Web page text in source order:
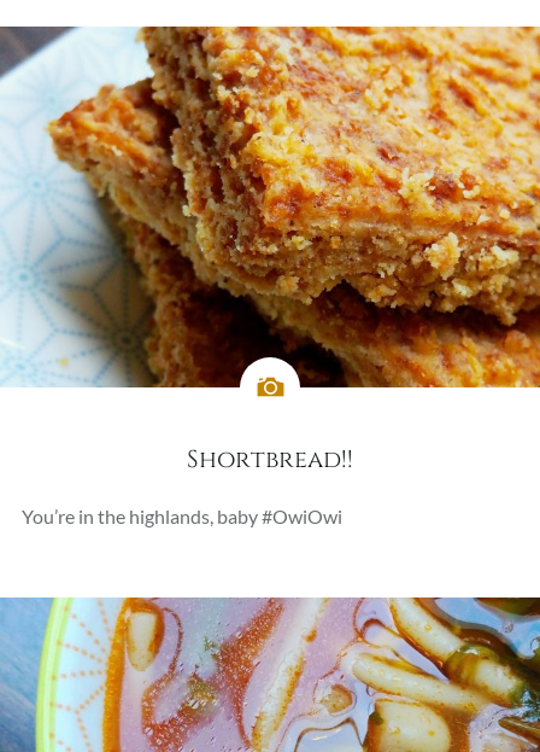
Shortbread!!
You’re in the highlands, baby #OwiOwi